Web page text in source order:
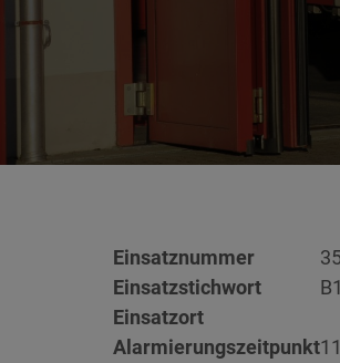
Einsatznummer
Einsatzstichwort
Einsatzort
Alarmierungszeitpunkt